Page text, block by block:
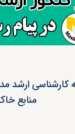
کارشناسی
منابع خاک